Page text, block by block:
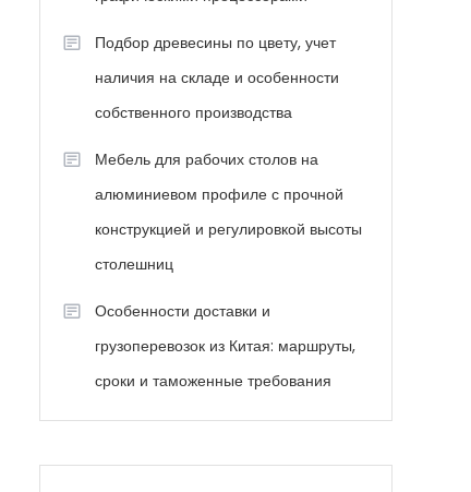
Подбор древесины по цвету, учет
наличия на складе и особенности
собственного производства
Мебель для рабочих столов на
алюминиевом профиле с прочной
конструкцией и регулировкой высоты
столешниц
Особенности доставки и
грузоперевозок из Китая: маршруты,
сроки и таможенные требования